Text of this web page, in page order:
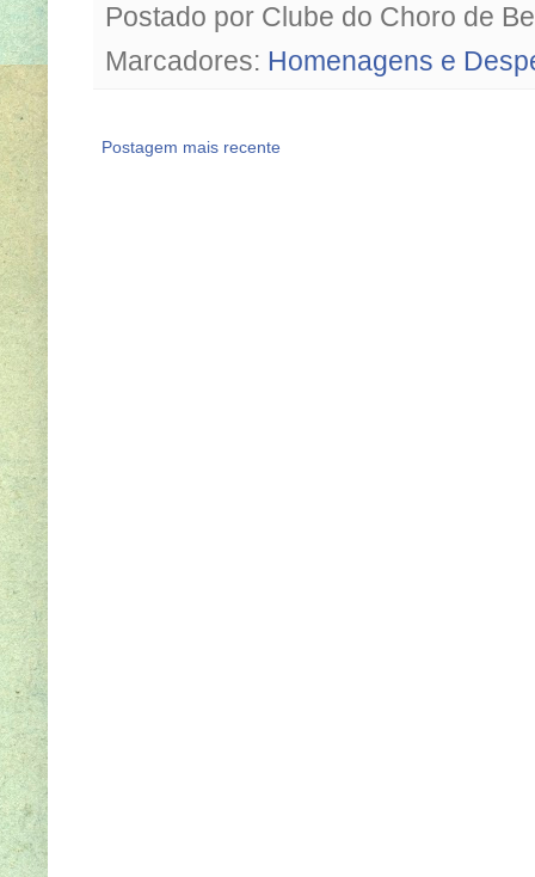
Postado por Clube do Choro de
Marcadores: Homenagens e
Postagem mais recente